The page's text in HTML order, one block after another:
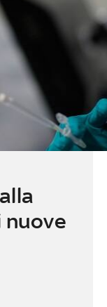
nuove